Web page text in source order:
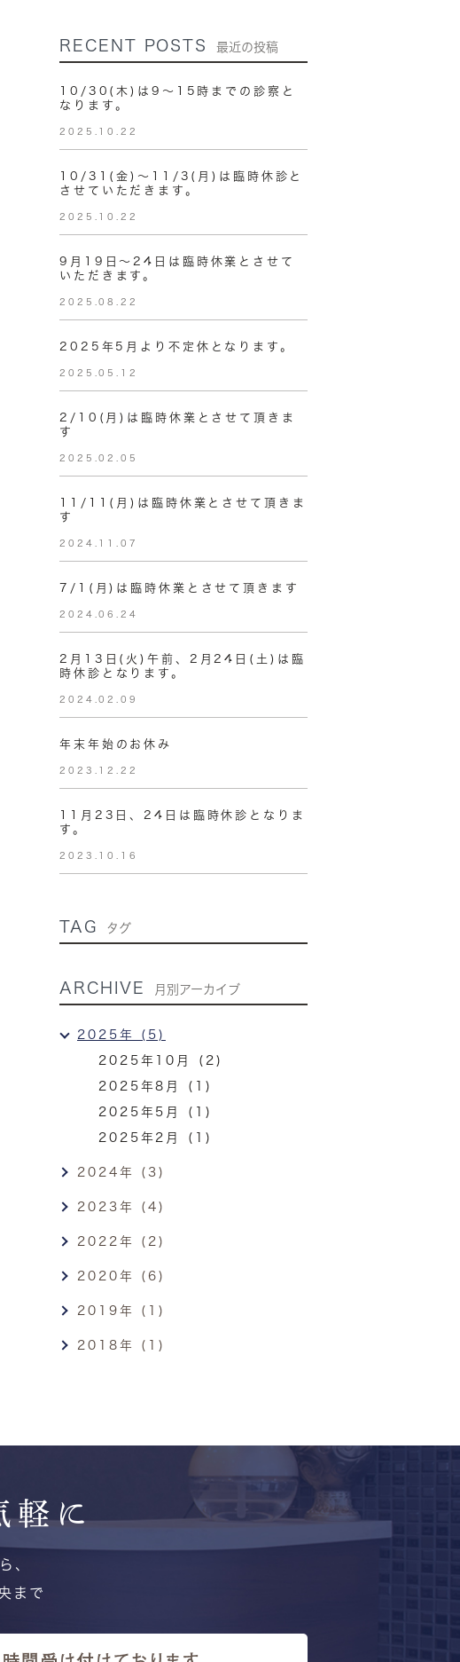
RECENT POSTS 最近の投稿
10/30(木)は9～15時までの診察と
なります。
2025.10.22
10/31(金)〜11/3(月)は臨時休診と
させていただきます。
2025.10.22
9月19日～24日は臨時休業とさせて
いただきます。
2025.08.22
2025年5月より不定休となります。
2025.05.12
2/10(月)は臨時休業とさせて頂きま
す
2025.02.05
11/11(月)は臨時休業とさせて頂きま
す
2024.11.07
7/1(月)は臨時休業とさせて頂きます
2024.06.24
2月13日(火)午前、2月24日(土)は臨
時休診となります。
2024.02.09
年末年始のお休み
2023.12.22
11月23日、24日は臨時休診となりま
す。
2023.10.16
TAG タグ
ARCHIVE 月別アーカイブ
2025年 (5)
2025年10月 (2)
2025年8月 (1)
2025年5月 (1)
2025年2月 (1)
2024年 (3)
2023年 (4)
2022年 (2)
2020年 (6)
2019年 (1)
2018年 (1)
軽に
、
まで